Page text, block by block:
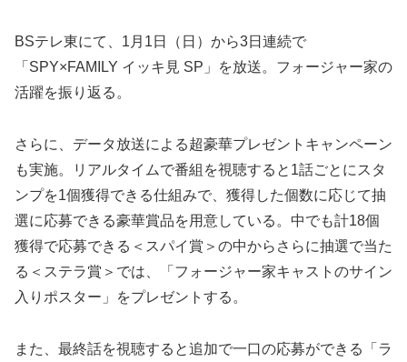
BSテレ東にて、1⽉1⽇（⽇）から3⽇連続で
「SPY×FAMILY イッキ⾒ SP」を放送。フォージャー家の
活躍を振り返る。
さらに、データ放送による超豪華プレゼントキャンペーン
も実施。リアルタイムで番組を視聴すると1話ごとにスタ
ンプを1個獲得できる仕組みで、獲得した個数に応じて抽
選に応募できる豪華賞品を⽤意している。中でも計18個
獲得で応募できる＜スパイ賞＞の中からさらに抽選で当た
る＜ステラ賞＞では、「フォージャー家キャストのサイン
⼊りポスター」をプレゼントする。
また、最終話を視聴すると追加で⼀⼝の応募ができる「ラ